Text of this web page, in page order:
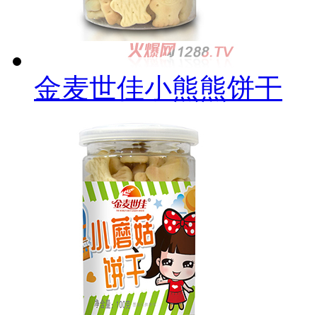
金麦世佳小熊熊饼干